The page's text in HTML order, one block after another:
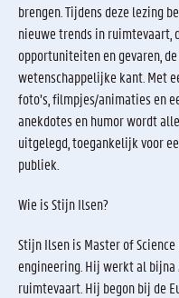
brengen. Tijdens deze lezing
nieuwe trends in ruimtevaart,
opportuniteiten en gevaren,
wetenschappelijke kant. Met
foto’s, filmpjes/animaties en
anekdotes en humor wordt
uitgelegd, toegankelijk voor
publiek.
Wie is Stijn Ilsen?
Stijn Ilsen is Master of
engineering. Hij werkt al bijna
ruimtevaart. Hij begon bij de